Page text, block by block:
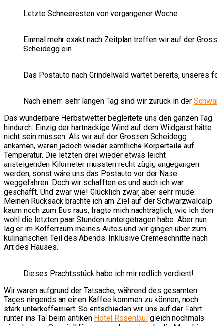
Letzte Schneeresten von vergangener Woche
Einmal mehr exakt nach Zeitplan treffen wir auf der
Scheidegg ein
Das Postauto nach Grindelwald wartet bereits, unseres
Nach einem sehr langen Tag sind wir zurück in der
Das wunderbare Herbstwetter begleitete uns den ganzen Tag
hindurch. Einzig der hartnäckige Wind auf dem Wildgärst hätte
nicht sein müssen. Als wir auf der Grossen Scheidegg
ankamen, waren jedoch wieder sämtliche Körperteile auf
Temperatur. Die letzten drei wieder etwas leicht
ansteigenden Kilometer mussten recht zügig angegangen
werden, sonst wäre uns das Postauto vor der Nase
weggefahren. Doch wir schafften es und auch ich war
geschafft. Und zwar wie! Glücklich zwar, aber sehr müde.
Meinen Rucksack brachte ich am Ziel auf der Schwarzwaldalp
kaum noch zum Bus raus, fragte mich nachträglich, wie ich den
wohl die letzten paar Stunden runtergetragen habe. Aber nun
lag er im Kofferraum meines Autos und wir gingen über zum
kulinarischen Teil des Abends. Inklusive Cremeschnitte nach
Art des Hauses.
Dieses Prachtsstück habe ich mir redlich verdient!
Wir waren aufgrund der Tatsache, während des gesamten
Tages nirgends an einen Kaffee kommen zu können, noch
stark unterkoffeiniert. So entschieden wir uns auf der Fahrt
runter ins Tal beim antiken Hotel Rosenlaui gleich nochmals